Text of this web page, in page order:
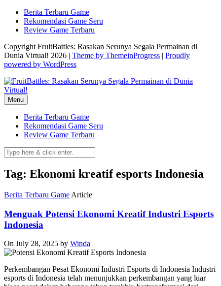
Skip
content
Berita Terbaru Game
Rekomendasi Game Seru
Review Game Terbaru
Copyright FruitBattles: Rasakan Serunya Segala Permainan di
Dunia Virtual! 2026 | Theme by ThemeinProgress | Proudly
powered by WordPress
Menu
Berita Terbaru Game
Rekomendasi Game Seru
Review Game Terbaru
Tag: Ekonomi kreatif esports Indonesia
Berita Terbaru Game Article
Menguak Potensi Ekonomi Kreatif Industri Esports
Indonesia
On July 28, 2025 by Winda
Perkembangan Pesat Ekonomi Industri Esports di Indonesia Industri
esports di Indonesia telah menunjukkan perkembangan yang luar